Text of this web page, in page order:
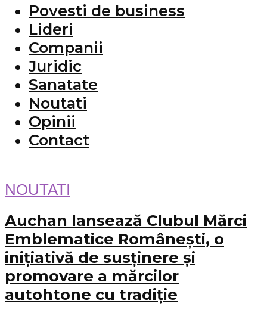
Povesti de business
Lideri
Companii
Juridic
Sanatate
Noutati
Opinii
Contact
NOUTATI
Auchan lansează Clubul Mărci
Emblematice Românești, o
inițiativă de susținere și
promovare a mărcilor
autohtone cu tradiție